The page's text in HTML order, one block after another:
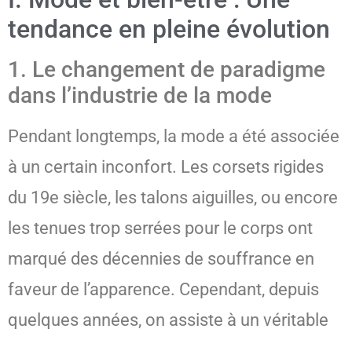
tendance en pleine évolution
1. Le changement de paradigme
dans l’industrie de la mode
Pendant longtemps, la mode a été associée
à un certain inconfort. Les corsets rigides
du 19e siècle, les talons aiguilles, ou encore
les tenues trop serrées pour le corps ont
marqué des décennies de souffrance en
faveur de l’apparence. Cependant, depuis
quelques années, on assiste à un véritable